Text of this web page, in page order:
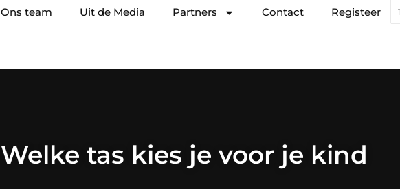
Ons team Uit de Media Partners Contact Registeer
Welke tas kies je voor je kind